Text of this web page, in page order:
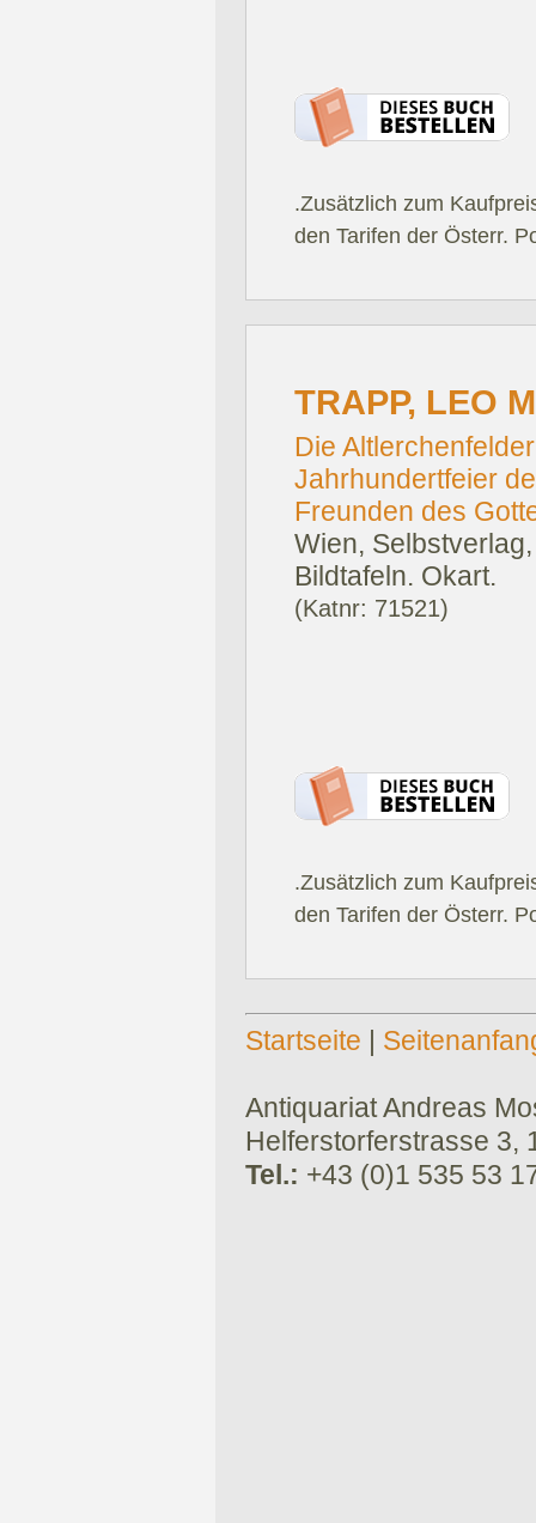
.Zusätzlich zum
den Tarifen der Österr.
TRAPP, LEO
Die
Jahrhundertfeier
Freunden des
Wien,
Bildtafeln. Okart.
(Katnr: 71521)
.Zusätzlich zum
den Tarifen der Österr.
Startseite |
Antiquariat Andreas
Helferstorferstrasse 3,
Tel.: +43 (0)1 535 53